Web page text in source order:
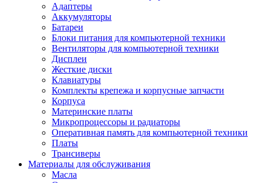
Адаптеры
Аккумуляторы
Батареи
Блоки питания для компьютерной техники
Вентиляторы для компьютерной техники
Дисплеи
Жесткие диски
Клавиатуры
Комплекты крепежа и корпусные запчасти
Корпуса
Материнские платы
Микропроцессоры и радиаторы
Оперативная память для компьютерной техники
Платы
Трансиверы
Материалы для обслуживания
Масла